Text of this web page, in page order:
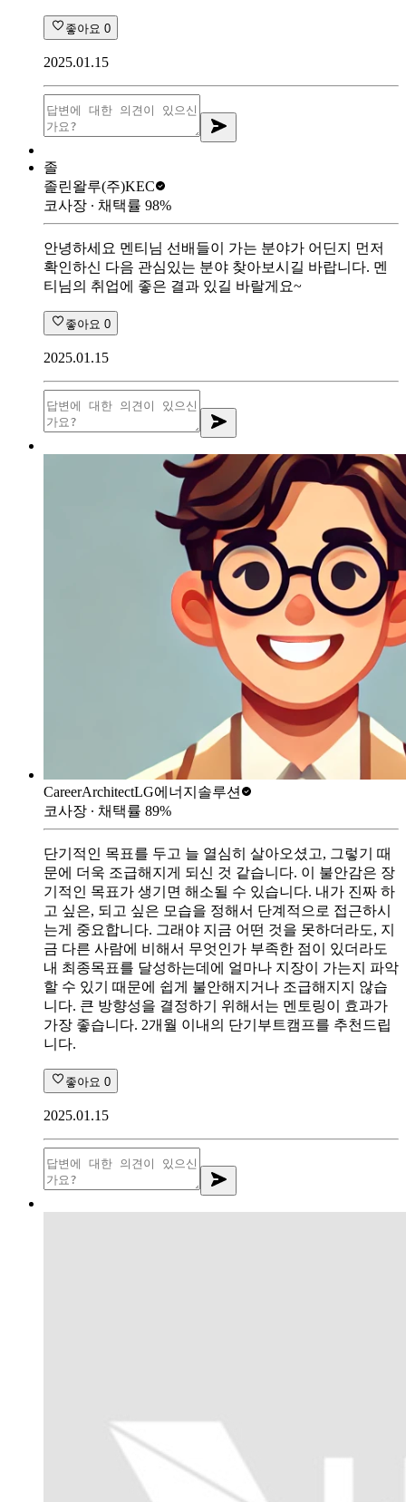
좋아요 0
2025.01.15
졸
졸린왈루(주)KEC
코사장 ∙ 채택률 98%
안녕하세요 멘티님 선배들이 가는 분야가 어딘지 먼저
확인하신 다음 관심있는 분야 찾아보시길 바랍니다. 멘
티님의 취업에 좋은 결과 있길 바랄게요~
좋아요 0
2025.01.15
CareerArchitectLG에너지솔루션
코사장 ∙ 채택률 89%
단기적인 목표를 두고 늘 열심히 살아오셨고, 그렇기 때
문에 더욱 조급해지게 되신 것 같습니다. 이 불안감은 장
기적인 목표가 생기면 해소될 수 있습니다. 내가 진짜 하
고 싶은, 되고 싶은 모습을 정해서 단계적으로 접근하시
는게 중요합니다. 그래야 지금 어떤 것을 못하더라도, 지
금 다른 사람에 비해서 무엇인가 부족한 점이 있더라도
내 최종목표를 달성하는데에 얼마나 지장이 가는지 파악
할 수 있기 때문에 쉽게 불안해지거나 조급해지지 않습
니다. 큰 방향성을 결정하기 위해서는 멘토링이 효과가
가장 좋습니다. 2개월 이내의 단기부트캠프를 추천드립
니다.
좋아요 0
2025.01.15